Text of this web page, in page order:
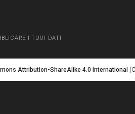
I TUOI DATI
Attribution-ShareAlike 4.0 International